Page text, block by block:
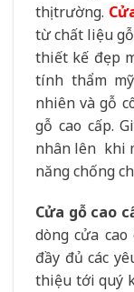
thị trường.
từchất liệu
thiết kế đẹp
tính thẩm
nhiên và gỗ
gỗ cao cấp.
nhân lên khi
năng chống
Cửa gỗ cao
dòng cửa
đầy đủ các
thiệu tới quý